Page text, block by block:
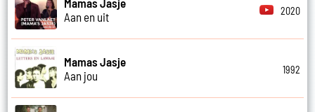
Aan en uit
2020
Mamas Jasje
Aan jou
1992